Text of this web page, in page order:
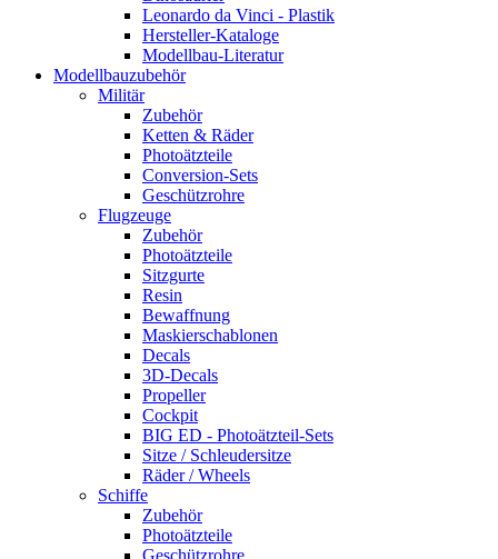
Leonardo da Vinci - Plastik
Hersteller-Kataloge
Modellbau-Literatur
Modellbauzubehör
Militär
Zubehör
Ketten & Räder
Photoätzteile
Conversion-Sets
Geschützrohre
Flugzeuge
Zubehör
Photoätzteile
Sitzgurte
Resin
Bewaffnung
Maskierschablonen
Decals
3D-Decals
Propeller
Cockpit
BIG ED - Photoätzteil-Sets
Sitze / Schleudersitze
Räder / Wheels
Schiffe
Zubehör
Photoätzteile
Geschützrohre